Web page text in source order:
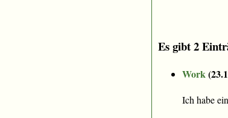
Es gibt 2
Work(
Ich habe